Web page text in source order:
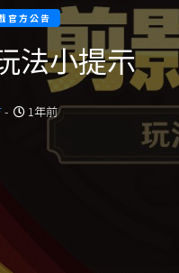
官方公告
法小提示
- 1年前